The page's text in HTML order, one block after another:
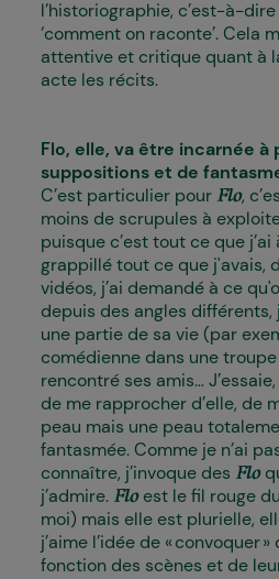
l’historiographie, c’est-à-dire
‘comment on raconte’. Cela
attentive et critique quant à
acte les récits.
Flo, elle, va être incarnée à
suppositions et de
C’est particulier pour Flo,
moins de scrupules à
puisque c’est tout ce que j’ai
grappillé tout ce que j'avais,
vidéos, j’ai demandé à ce
depuis des angles différents,
une partie de sa vie (par
comédienne dans une troupe
rencontré ses amis…
de me rapprocher d’elle, de
peau mais une peau
fantasmée. Comme je n’ai
connaître, j’invoque des Flo
j’admire. Floest le fil rouge
moi) mais elle est plurielle,
j’aime l’idée de « convoquer »
fonction des scènes et de